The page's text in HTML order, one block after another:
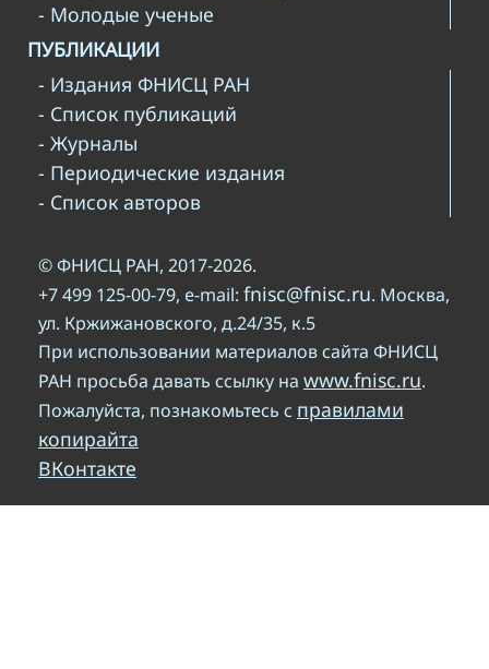
- Молодые ученые
ПУБЛИКАЦИИ
- Издания ФНИСЦ РАН
- Список публикаций
- Журналы
- Периодические издания
- Список авторов
© ФНИСЦ РАН, 2017-2026.
+7 499 125-00-79, e-mail: fnisc@fnisc.ru. Москва,
ул. Кржижановского, д.24/35, к.5
При использовании материалов сайта ФНИСЦ
РАН просьба давать ссылку на www.fnisc.ru.
Пожалуйста, познакомьтесь с правилами
копирайта
ВКонтакте